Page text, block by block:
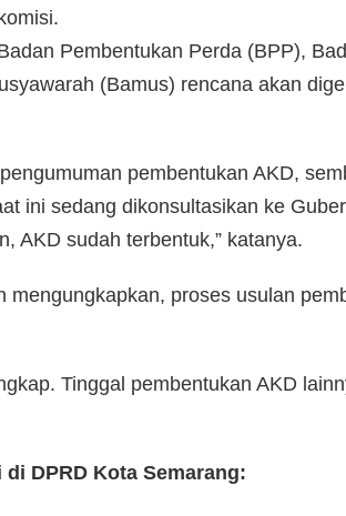
Pembentukan Perda (BPP),
(Bamus) rencana akan
pembentukan AKD,
ini sedang dikonsultasikan ke
AKD sudah terbentuk,” katanya.
mengungkapkan, proses usulan
Tinggal pembentukan AKD
DPRD Kota Semarang: